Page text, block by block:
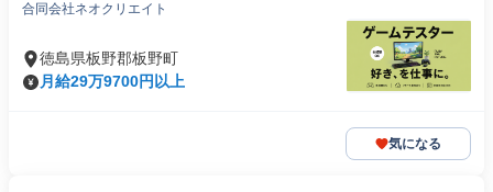
合同会社ネオクリエイト
徳島県板野郡板野町
月給29万9700円以上
気になる